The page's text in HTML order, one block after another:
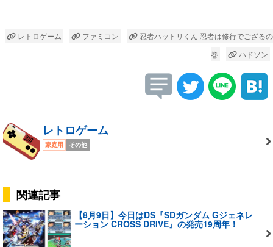
レトロゲーム ファミコン
忍者ハットリくん 忍者は修行でござるの
巻
ハドソン
レトロゲーム
家庭用 その他
関連記事
【8月9日】今日はDS『SDガンダム Gジェネレ
ーション CROSS DRIVE』の発売19周年！